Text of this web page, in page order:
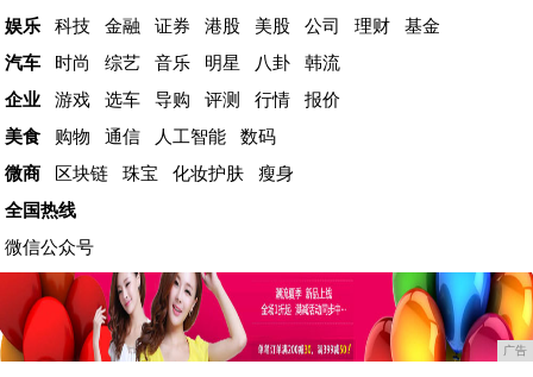
娱乐
科技 金融 证券 港股 美股 公司 理财
基金
汽车
时尚 综艺 音乐 明星 八卦
韩流
企业
游戏 选车 导购 评测 行情
报价
美食
购物 通信 人工智能
数码
微商
区块链 珠宝 化妆护肤
瘦身
全国热线
微信公众号
广告